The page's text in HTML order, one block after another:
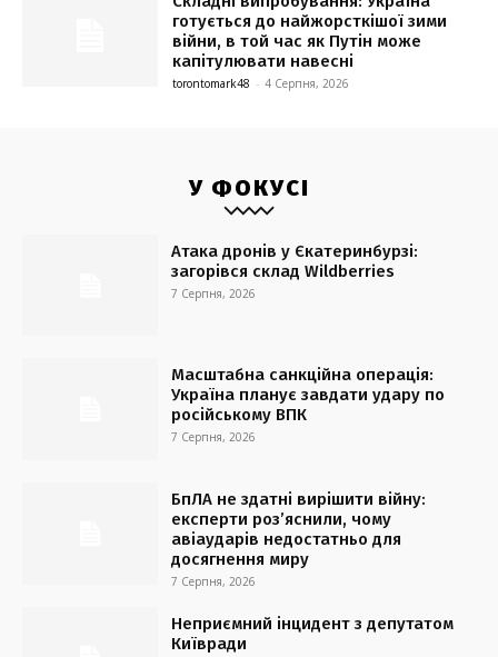
готується до найжорсткішої зими
війни, в той час як Путін може
капітулювати навесні
torontomark48 - 4 Серпня, 2026
У ФОКУСІ
Атака дронів у Єкатеринбурзі:
загорівся склад Wildberries
7 Серпня, 2026
Масштабна санкційна операція:
Україна планує завдати удару по
російському ВПК
7 Серпня, 2026
БпЛА не здатні вирішити війну:
експерти роз’яснили, чому
авіаударів недостатньо для
досягнення миру
7 Серпня, 2026
Неприємний інцидент з депутатом
Київради